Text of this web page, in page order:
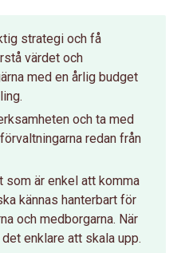
strategi och få
värdet och
med en årlig budget
och ta med
redan från
som är enkel att komma
kännas hanterbart för
och medborgarna. När
enklare att skala upp.